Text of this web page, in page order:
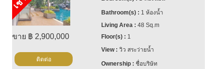
ขาย ฿ 2,900,000
1 ห้องน้ำ
48 Sq.m
1
วิว สระว่ายน้ำ
ชื่อบริษัท
ติดต่อ